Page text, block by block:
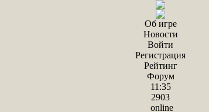
Об игре
Новости
Войти
Регистрация
Рейтинг
Форум
11:35
2903
online